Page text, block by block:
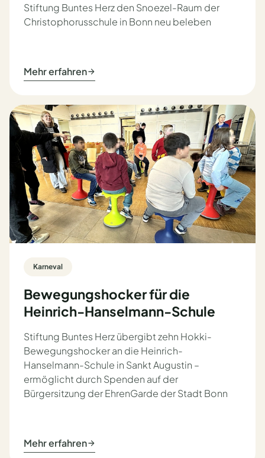
Stiftung Buntes Herz den Snoezel-Raum der
Christophorusschule in Bonn neu beleben
Mehr erfahren
Karneval
Bewegungshocker für die
Heinrich-Hanselmann-Schule
Stiftung Buntes Herz übergibt zehn Hokki-
Bewegungshocker an die Heinrich-
Hanselmann-Schule in Sankt Augustin –
ermöglicht durch Spenden auf der
Bürgersitzung der EhrenGarde der Stadt Bonn
Mehr erfahren